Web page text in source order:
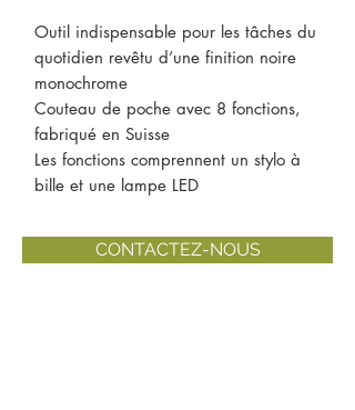
Outil indispensable pour les tâches du
quotidien revêtu d’une finition noire
monochrome
Couteau de poche avec 8 fonctions,
fabriqué en Suisse
Les fonctions comprennent un stylo à
bille et une lampe LED
CONTACTEZ-NOUS